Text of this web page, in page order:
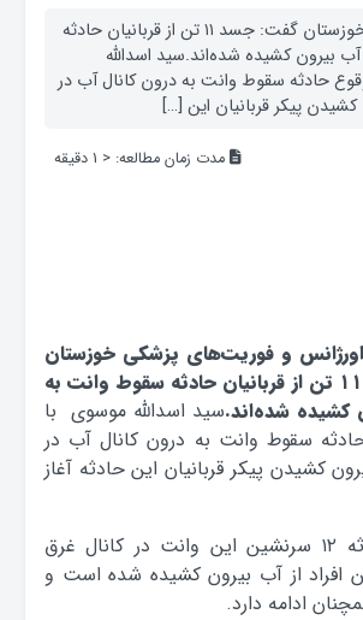
رییس مرکز اورژانس و فوریت‌های پزشکی خوزستان گفت: جسد ۱۱ تن از قربانیان حادثه
بیرون کشیده شده‌اند.سید اسدالله
حادثه سقوط وانت به درون کانال آب در
پیکر قربانیان این […]
مدت زمان مطالعه: < 1 دقیقه
و فوریت‌های پزشکی خوزستان
گفت: جسد ۱۱ تن از قربانیان حادثه سقوط وانت به
کشیده شده‌اند.سید اسدالله موسوی با
سقوط وانت به درون کانال آب در
کشیدن پیکر قربانیان این حادثه آغاز
وی با اشاره به اینکه بر اثر این حادثه ۱۲ سرنشین این وانت در کانال غرق
تاکنون پیکر ۱۱ تن از این افراد از آب بیرون کشیده شده است و
ادامه دارد.